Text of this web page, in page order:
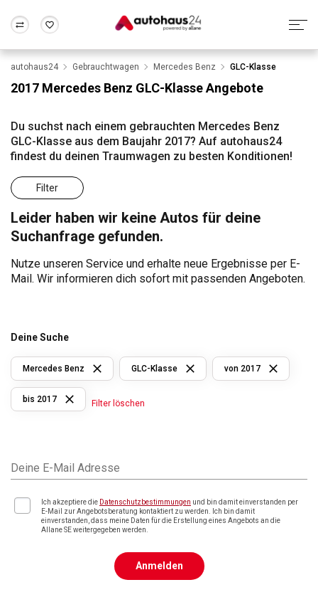
Wir bewerten dein Auto
Alle Fragen & Antworten
Rund um die Inzahlungnahme
Frankfurt Wuppertal
autohaus24 Gebrauchtwagen Mercedes Benz GLC-Klasse
2017 Mercedes Benz GLC-Klasse Angebote
Du suchst nach einem gebrauchten Mercedes Benz
GLC-Klasse aus dem Baujahr 2017? Auf autohaus24
findest du deinen Traumwagen zu besten Konditionen!
Filter
Leider haben wir keine Autos für deine
Suchanfrage gefunden.
Nutze unseren Service und erhalte neue Ergebnisse per E-
Mail. Wir informieren dich sofort mit passenden Angeboten.
Deine Suche
Mercedes Benz GLC-Klasse von 2017
bis 2017 Filter löschen
Deine E-Mail Adresse
Ich akzeptiere die Datenschutzbestimmungen und bin damit einverstanden per
E-Mail zur Angebotsberatung kontaktiert zu werden. Ich bin damit
einverstanden, dass meine Daten für die Erstellung eines Angebots an die
Allane SE weitergegeben werden.
Anmelden